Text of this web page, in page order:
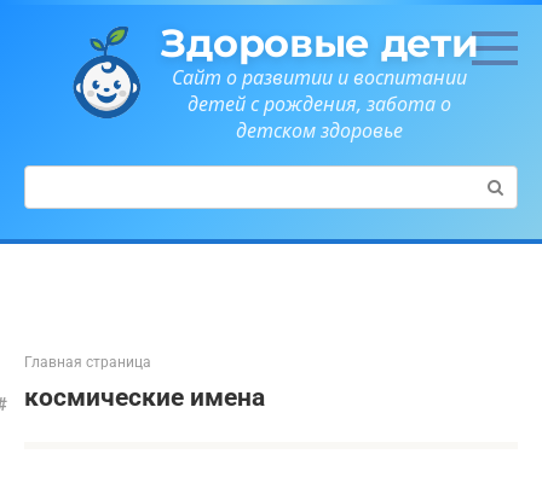
Здоровые дети
Сайт о развитии и воспитании
детей с рождения, забота о
детском здоровье
Поиск:
Главная страница
космические имена